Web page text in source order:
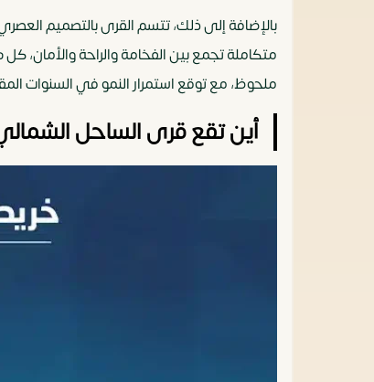
بالإضافة إلى ذلك، تتسم القرى بالتصميم
متكاملة تجمع بين الفخامة والراحة والأمان،
ملحوظ، مع توقع استمرار النمو في السنوات
أين تقع قرى الساحل